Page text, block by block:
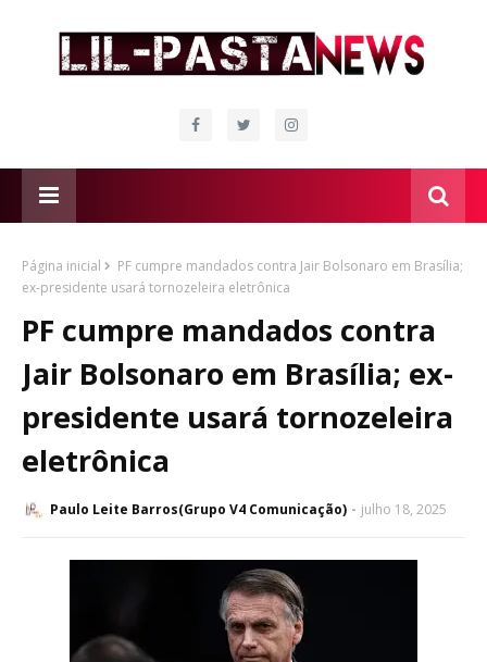
Página inicial
PF cumpre mandados contra Jair Bolsonaro em Brasília;
ex-presidente usará tornozeleira eletrônica
PF cumpre mandados contra
Jair Bolsonaro em Brasília; ex-
presidente usará tornozeleira
eletrônica
Paulo Leite Barros(Grupo V4 Comunicação) julho 18, 2025